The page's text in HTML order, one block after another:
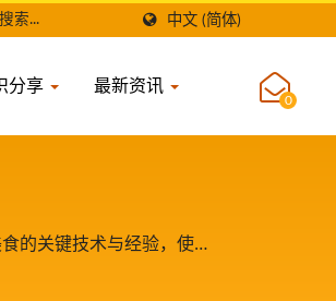
中文 (简体)
分享 最新资讯
0
的关键技术与经验，使我